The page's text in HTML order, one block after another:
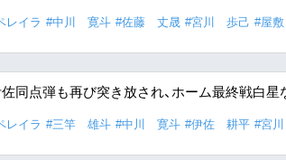
レイラ #中川 寛斗 #佐藤 丈晟 #宮川 歩己 #屋
同点弾も再び突き放され、ホーム最終戦白星
レイラ #三竿 雄斗 #中川 寛斗 #伊佐 耕平 #宮